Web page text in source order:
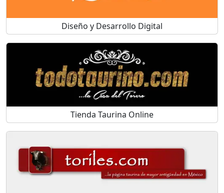
Diseño y Desarrollo Digital
Tienda Taurina Online